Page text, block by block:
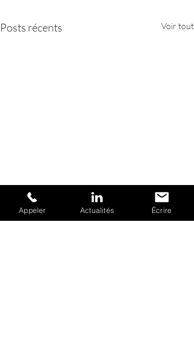
Posts récents Voir tout
Appeler Actualités Écrire